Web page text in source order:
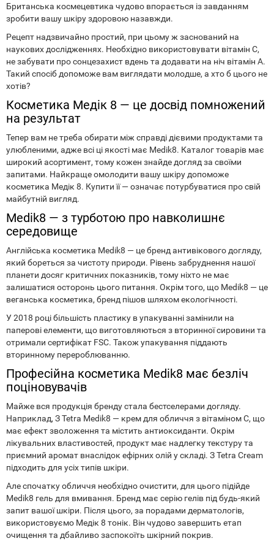
Британська космецевтика чудово впорається із завданням
зробити вашу шкіру здоровою назавжди.
Рецепт надзвичайно простий, при цьому ж заснований на
наукових дослідженнях. Необхідно використовувати вітамін С,
не забувати про сонцезахист вдень та додавати на ніч вітамін А.
Такий спосіб допоможе вам виглядати молодше, а хто б цього не
хотів?
Косметика Медік 8 — це досвід помножений
на результат
Тепер вам не треба обирати між справді дієвими продуктами та
улюбленими, адже всі ці якості має Medik8. Каталог товарів має
широкий асортимент, тому кожен знайде догляд за своїми
запитами. Найкраще омолодити вашу шкіру допоможе
косметика Медік 8. Купити її — означає потурбуватися про свій
майбутній вигляд.
Medik8 — з турботою про навколишнє
середовище
Англійська косметика Medik8 — це бренд антивікового догляду,
який бореться за чистоту природи. Рівень забруднення нашої
планети досяг критичних показників, тому ніхто не має
залишатися осторонь цього питання. Окрім того, що Medik8 — це
веганська косметика, бренд пішов шляхом екологічності.
У 2018 році більшість пластику в упакуванні замінили на
паперові елементи, що виготовляються з вторинної сировини та
отримали сертифікат FSC. Також упакування піддають
вторинному перероблюванню.
Професійна косметика Medik8 має безліч
поціновувачів
Майже вся продукція бренду стала бестселерами догляду.
Наприклад, З Tetra Medik8 — крем для обличчя з вітаміном С, що
має ефект зволоження та містить антиоксиданти. Окрім
лікувальних властивостей, продукт має надлегку текстуру та
приємний аромат внаслідок ефірних олій у складі. З Tetra Cream
підходить для усіх типів шкіри.
Але спочатку обличчя необхідно очистити, для цього підійде
Medik8 гель для вмивання. Бренд має серію гелів під будь-який
запит вашої шкіри. Після цього, за порадами дерматологів,
використовуємо Медік 8 тонік. Він чудово завершить етап
очищення та дбайливо заспокоїть шкірний покрив.